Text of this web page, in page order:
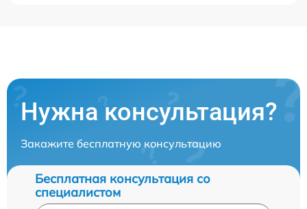
Нужна консультация?
Закажите бесплатную консультацию
Бесплатная консультация со
специалистом